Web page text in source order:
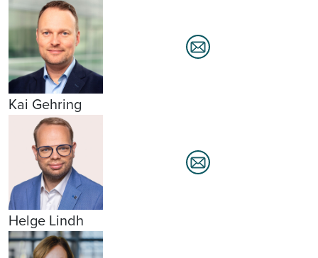
Kai Gehring
Helge Lindh